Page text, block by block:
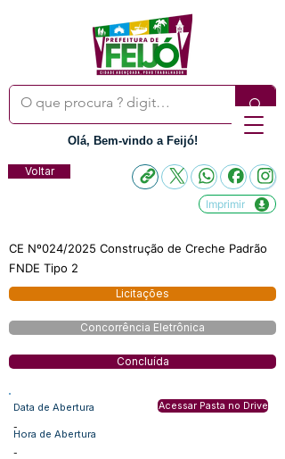
Olá, Bem-vindo a Feijó!
Voltar
Imprimir
CE Nº024/2025 Construção de Creche Padrão
FNDE Tipo 2
Licitações
Concorrência Eletrônica
Concluída
Data de Abertura
-
Hora de Abertura
-
Acessar Pasta no Drive